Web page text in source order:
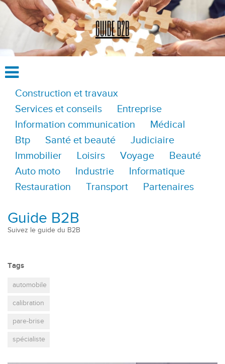
Construction et travaux
Services et conseils
Entreprise
Information communication
Médical
Btp
Santé et beauté
Judiciaire
Immobilier
Loisirs Voyage
Beauté
Auto moto
Industrie
Informatique
Restauration
Transport Partenaires
Guide B2B
Suivez le guide du B2B
Tags
automobile
calibration
pare-brise
spécialiste